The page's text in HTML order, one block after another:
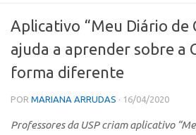
Coordenação
Polos
Polo Capital
Polo Lorena
Polo Ribeirão Preto
Aplicativo “Meu Diário de
ajuda a aprender sobre a
forma diferente
POR MARIANA ARRUDAS · 16/04/2020
Professores da USP criam aplicativo